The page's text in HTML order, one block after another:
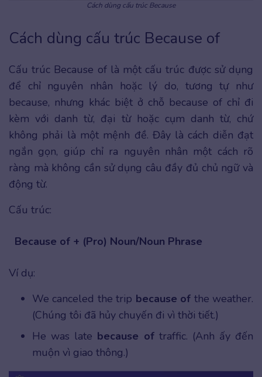
Cách dùng cấu trúc Because
Cách dùng cấu trúc Because of
Cấu trúc Because of là một cấu trúc được sử dụng
để chỉ nguyên nhân hoặc lý do, tương tự như
because, nhưng khác biệt ở chỗ because of chỉ đi
kèm với danh từ, đại từ hoặc cụm danh từ, chứ
không phải là một mệnh đề. Đây là cách diễn đạt
ngắn gọn, giúp chỉ ra nguyên nhân một cách rõ
ràng mà không cần sử dụng câu đầy đủ chủ ngữ và
động từ.
Cấu trúc:
Because of + (Pro) Noun/Noun Phrase
Ví dụ:
We canceled the trip because of the weather.
(Chúng tôi đã hủy chuyến đi vì thời tiết.)
He was late because of traffic. (Anh ấy đến
muộn vì giao thông.)